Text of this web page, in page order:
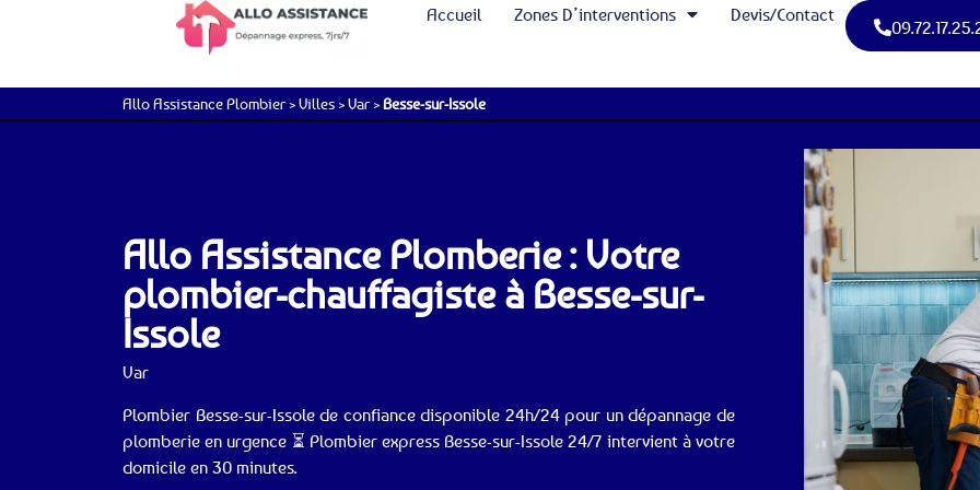
Accueil Zones D’interventions Devis/Contact
Allo Assistance Plombier >Villes >Var >Besse-sur-Issole
Allo Assistance Plomberie : Votre
plombier-chauffagiste à Besse-sur-
Issole
Var
Plombier Besse-sur-Issole de confiance disponible 24h/24 pour un dépannage de
plomberie en urgence ⏳ Plombier express Besse-sur-Issole 24/7 intervient à votre
domicile en 30 minutes.